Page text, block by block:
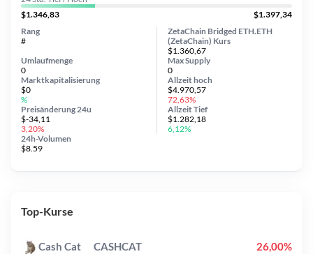
$1.346,83
$1.397,34
ZetaChain Bridged ETH.ETH
(ZetaChain) Kurs
$1.360,67
Umlaufmenge
0
Preisänderung 24u
$-34,11
3,20%
Max Supply
0
Marktkapitalisierung
$0
%
24h-Volumen
$8.59
Rang
#
Allzeithoch
$4.970,57
72,63%
AllzeitTief
$1.282,18
6,12%
Top-Kurse
Cash Cat CASHCAT 26,00%